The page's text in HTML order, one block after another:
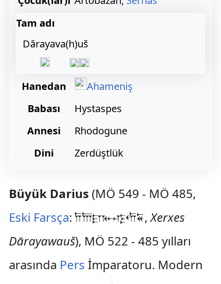
Tam adı
Dārayava(h)uš
Hanedan
Ahameniş
Babası
Hystaspes
Annesi
Rhodogune
Dini
Zerdüştlük
Büyük Darius (MÖ 549 - MÖ 485,
Eski Farsça: 𐎭𐎠𐎼𐎹𐎺𐎢𐏁,Xerxes
Dārayawauš), MÖ 522 - 485 yılları
arasında Pers İmparatoru. Modern